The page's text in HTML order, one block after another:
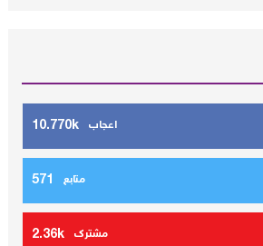
10.770k اعجاب
571 متابع
2.36k مشترك